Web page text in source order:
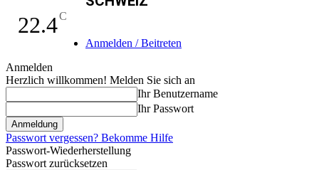
22.4C
Anmelden / Beitreten
Anmelden
Herzlich willkommen! Melden Sie sich an
Ihr Benutzername
Ihr Passwort
Passwort vergessen? Bekomme Hilfe
Passwort-Wiederherstellung
Passwort zurücksetzen